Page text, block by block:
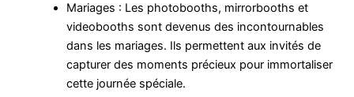
Mariages : Les photobooths, mirrorbooths et
videobooths sont devenus des incontournables
dans les mariages. Ils permettent aux invités de
capturer des moments précieux pour immortaliser
cette journée spéciale.